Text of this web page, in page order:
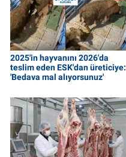
2025'in hayvanını 2026'da
teslim eden ESK'dan üreticiye:
'Bedava mal alıyorsunuz'